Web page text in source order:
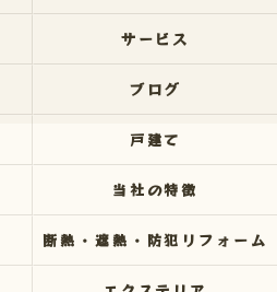
サービス
ブログ
戸建て
当社の特徴
断熱・遮熱・防犯リフォーム